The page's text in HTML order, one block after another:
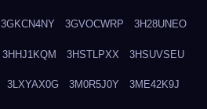
3GKCN4NY 3GVOCWRP 3H28UNEO
3HHJ1KQM 3HSTLPXX 3HSUVSEU
3LXYAX0G 3M0R5J0Y 3ME42K9J